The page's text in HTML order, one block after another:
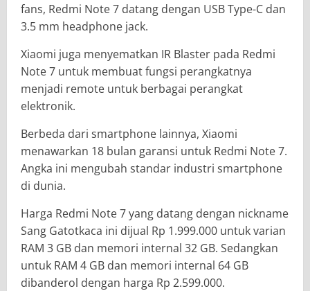
fans, Redmi Note 7 datang dengan USB Type-C dan
3.5 mm headphone jack.
Xiaomi juga menyematkan IR Blaster pada Redmi
Note 7 untuk membuat fungsi perangkatnya
menjadi remote untuk berbagai perangkat
elektronik.
Berbeda dari smartphone lainnya, Xiaomi
menawarkan 18 bulan garansi untuk Redmi Note 7.
Angka ini mengubah standar industri smartphone
di dunia.
Harga Redmi Note 7 yang datang dengan nickname
Sang Gatotkaca ini dijual Rp 1.999.000 untuk varian
RAM 3 GB dan memori internal 32 GB. Sedangkan
untuk RAM 4 GB dan memori internal 64 GB
dibanderol dengan harga Rp 2.599.000.